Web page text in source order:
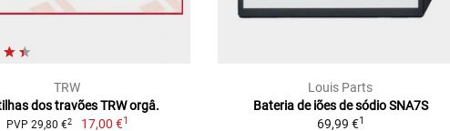
TRW
dos travões TRW orgâ.
PVP 29,80 €2 17,00 €1
Louis Parts
Bateria de iões de sódio SNA7S
69,99 €1